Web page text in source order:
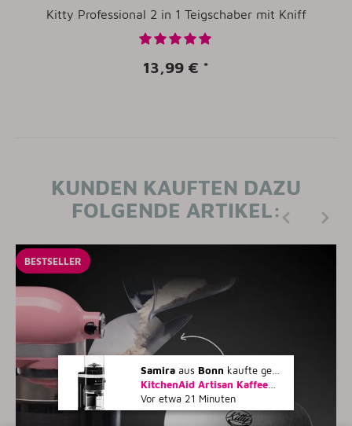
Kitty Professional 2 in 1 Teigschaber mit Kniff
13,99 € *
KUNDEN KAUFTEN DAZU
FOLGENDE ARTIKEL:
BESTSELLER
Samira aus Bonn kaufte gerade
KitchenAid Artisan Kaffeemühle - ONYX SCHWARZ
Vor etwa 21 Minuten